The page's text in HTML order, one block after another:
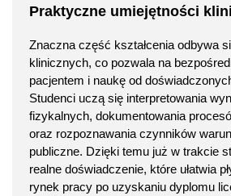
Praktyczne umiejętności
Znaczna część kształcenia odbywa
klinicznych, co pozwala na
pacjentem i naukę od
Studenci uczą się interpretowania
fizykalnych, dokumentowania
oraz rozpoznawania czynników
publiczne. Dzięki temu już w trakcie
realne doświadczenie, które ułatwia
rynek pracy po uzyskaniu dyplomu